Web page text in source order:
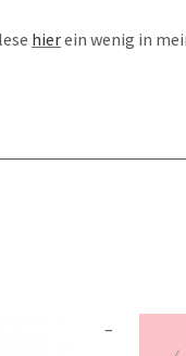
hierein wenig in